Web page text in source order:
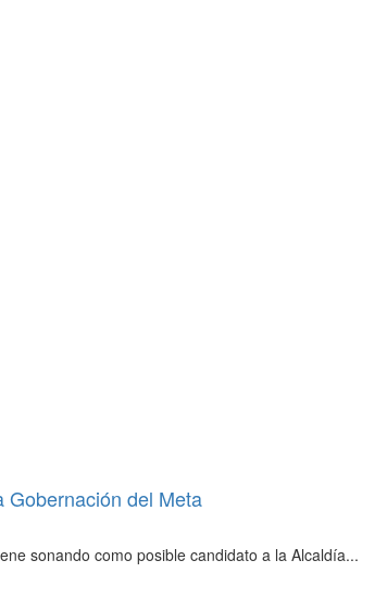
Gobernación del Meta
sonando como posible candidato a la Alcaldía...